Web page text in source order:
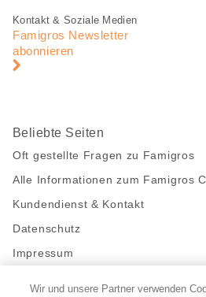
Fusszeile
Fusszeile
Navigation
Kontakt & Soziale Medien
Famigros Newsletter
abonnieren
Beliebte Seiten
Oft gestellte Fragen zu Famigros
Alle Informationen zum Famigros
Kundendienst & Kontakt
Datenschutz
Impressum
Bleibe mit uns in Kontakt
Wir und unsere Partner verwenden